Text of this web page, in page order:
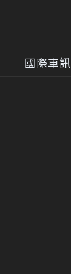
國際車訊